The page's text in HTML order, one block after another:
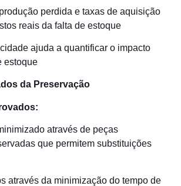
perdida e taxas de aquisição
reais da falta de estoque
ajuda a quantificar o impacto
estoque
da Preservação
:
através de peças
que permitem substituições
através da minimização do tempo de